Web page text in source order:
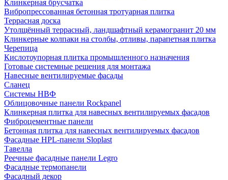
Клинкерная брусчатка
Вибропрессованная бетонная тротуарная плитка
Террасная доска
Утолщённый террасный, ландшафтный керамогранит 20 мм
Клинкерные колпаки на столбы, отливы, парапетная плитка
Черепица
Кислотоупорная плитка промышленного назначения
Готовые системные решения для монтажа
Навесные вентилируемые фасады
Сланец
Системы НВФ
Облицовочные панели Rockpanel
Клинкерная плитка для навесных вентилируемых фасадов
Фиброцементные панели
Бетонная плитка для навесных вентилируемых фасадов
Фасадные HPL-панели Sloplast
Тавелла
Реечные фасадные панели Legro
Фасадные термопанели
Фасадный декор